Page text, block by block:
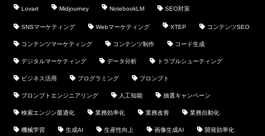
Lovart Midjourney NotebookLM SEO対策
SNSマーケティング Webマーケティング XTEP コンテンツSEO
コンテンツマーケティング コンテンツ制作 コード生成
デジタルマーケティング データ分析 トラブルシューティング
ビジネス活用 プログラミング プロンプト
プロンプトエンジニアリング 人工知能 抽選キャンペーン
検索エンジン最適化 業務効率化 業務改善 業務自動化
機械学習 生成AI 生産性向上 画像生成AI 開発効率化